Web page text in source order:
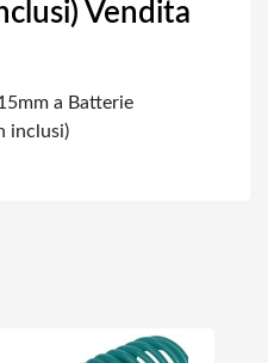
Vendita
a Batterie
inclusi)